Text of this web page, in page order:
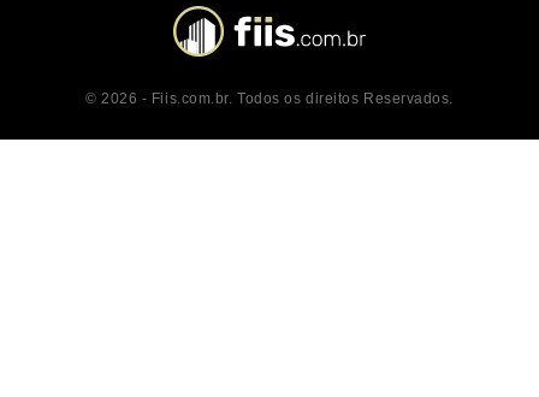
© 2026 - Fiis.com.br. Todos os direitos Reservados.